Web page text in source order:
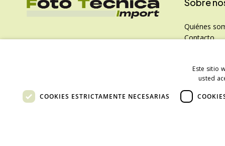
Quiénes
Contacto
Este sitio
usted
COOKIES ESTRICTAMENTE NECESARIAS